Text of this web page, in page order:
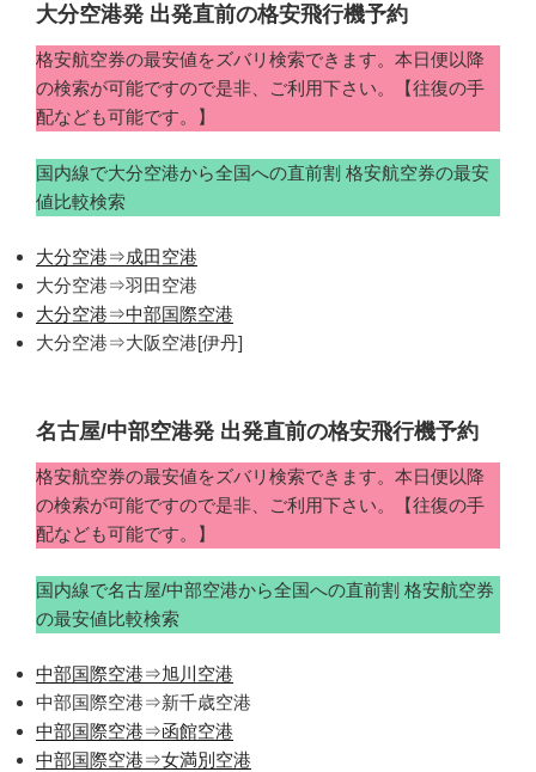
大分空港発 出発直前の格安飛行機予約
格安航空券の最安値をズバリ検索できます。本日便以降
の検索が可能ですので是非、ご利用下さい。【往復の手
配なども可能です。】
国内線で大分空港から全国への直前割 格安航空券の最安
値比較検索
大分空港⇒成田空港
大分空港⇒羽田空港
大分空港⇒中部国際空港
大分空港⇒大阪空港[伊丹]
名古屋/中部空港発 出発直前の格安飛行機予約
格安航空券の最安値をズバリ検索できます。本日便以降
の検索が可能ですので是非、ご利用下さい。【往復の手
配なども可能です。】
国内線で名古屋/中部空港から全国への直前割 格安航空券
の最安値比較検索
中部国際空港⇒旭川空港
中部国際空港⇒新千歳空港
中部国際空港⇒函館空港
中部国際空港⇒女満別空港